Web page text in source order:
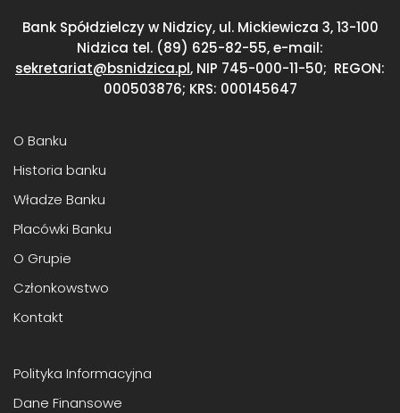
Bank Spółdzielczy w Nidzicy, ul. Mickiewicza 3,13-100
Nidzica tel. (89) 625-82-55, e-mail:
sekretariat@bsnidzica.pl, NIP 745-000-11-50; REGON:
000503876; KRS: 000145647
O Banku
Historia banku
Władze Banku
Placówki Banku
O Grupie
Członkowstwo
Kontakt
Polityka Informacyjna
Dane Finansowe